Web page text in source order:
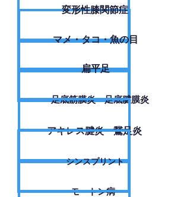
変形性膝関節症
​マメ・タコ・魚の目
扁平足
足底筋膜炎・足底腱膜炎
アキレス腱炎・鵞足炎
シンスプリント
モートン病